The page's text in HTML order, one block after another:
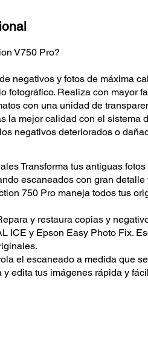
V750 Pro?
negativos y fotos de máxima
fotográfico. Realiza con mayor
con una unidad de
la mejor calidad con el sistema
negativos deteriorados o
Transforma tus antiguas
escaneados con gran
750 Pro maneja todos tus
y restaura copias y
ICE y Epson Easy Photo Fix.
el escaneado a medida que
y edita tus imágenes rápida y